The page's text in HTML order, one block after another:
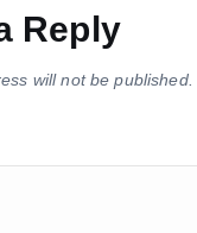
Reply
will not be published.